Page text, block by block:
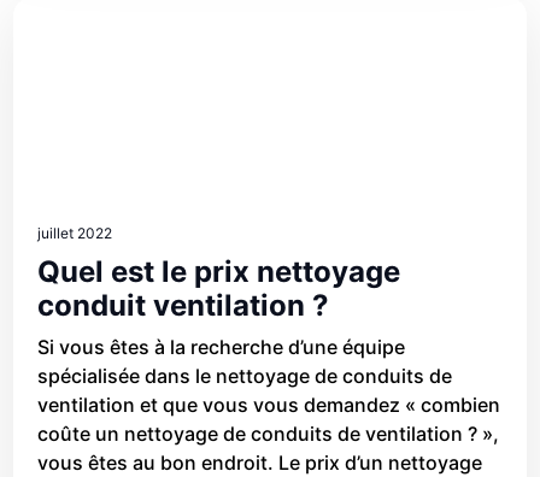
juillet 2022
Quel est le prix nettoyage
conduit ventilation ?
Si vous êtes à la recherche d’une équipe
spécialisée dans le nettoyage de conduits de
ventilation et que vous vous demandez « combien
coûte un nettoyage de conduits de ventilation ? »,
vous êtes au bon endroit. Le prix d’un nettoyage